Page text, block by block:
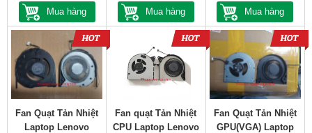
Mua hàng
Mua hàng
Mua hàng
Fan Quạt Tản Nhiệt
Laptop Lenovo
Fan quạt Tản Nhiệt
CPU Laptop Lenovo
Fan Quạt Tản Nhiệt
GPU(VGA) Laptop